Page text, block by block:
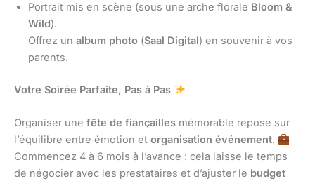
Portrait mis en scène (sous une arche florale Bloom &
Wild).
Offrez un album photo (Saal Digital) en souvenir à vos
parents.
Votre Soirée Parfaite, Pas à Pas
Organiser une fête de fiançailles mémorable repose sur
l’équilibre entre émotion et organisation événement.
Commencez 4 à 6 mois à l’avance : cela laisse le temps
de négocier avec les prestataires et d’ajuster le budget